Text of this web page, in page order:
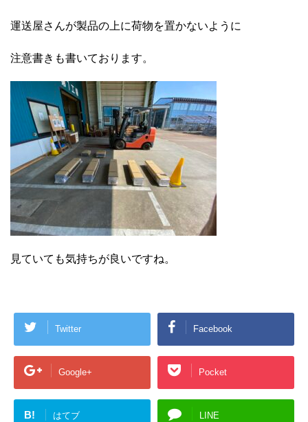
運送屋さんが製品の上に荷物を置かないように
注意書きも書いております。
見ていても気持ちが良いですね。
Twitter Facebook
Google+ Pocket
B! はてブ LINE